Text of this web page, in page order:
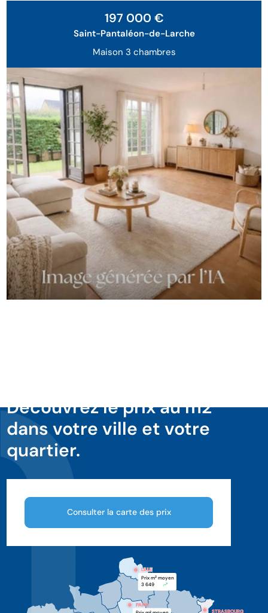
Maison 3 chambres
197 000 €
Saint-Pantaléon-de-Larche
Découvrez le prix au m2
dans votre ville et votre
quartier.
Consulter la carte des prix
LILLE
LILLE
Prix m2 moyen
3 649
PARIS
2 STRASBOURG